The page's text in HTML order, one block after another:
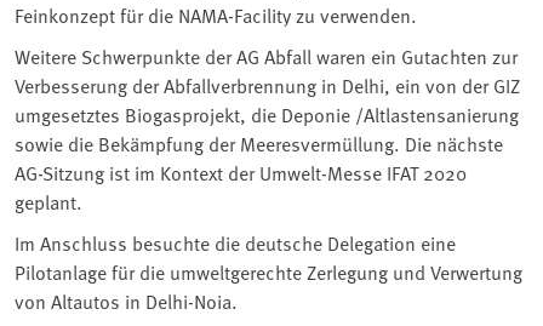
Feinkonzept für die NAMA-Facility zu verwenden.
Weitere Schwerpunkte der AG Abfall waren ein Gutachten zur
Verbesserung der Abfallverbrennung in Delhi, ein von der GIZ
umgesetztes Biogasprojekt, die Deponie /Altlastensanierung
sowie die Bekämpfung der Meeresvermüllung. Die nächste
AG-Sitzung ist im Kontext der Umwelt-Messe IFAT 2020
geplant.
Im Anschluss besuchte die deutsche Delegation eine
Pilotanlage für die umweltgerechte Zerlegung und Verwertung
von Altautos in Delhi-Noia.